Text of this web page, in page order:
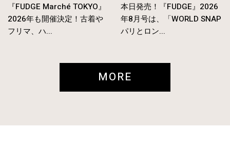
『FUDGE Marché TOKYO』
2026年も開催決定！古着や
フリマ、ハ...
本日発売！『FUDGE』2026
年8月号は、「WORLD SNAP
パリとロン...
MORE